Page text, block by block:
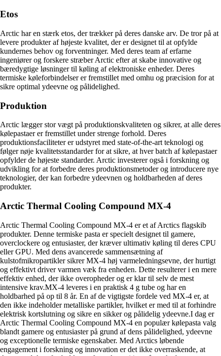
Etos
Arctic har en stærk etos, der trækker på deres danske arv. De tror på at
levere produkter af højeste kvalitet, der er designet til at opfylde
kundernes behov og forventninger. Med deres team af erfarne
ingeniører og forskere stræber Arctic efter at skabe innovative og
bæredygtige løsninger til køling af elektroniske enheder. Deres
termiske køleforbindelser er fremstillet med omhu og præcision for at
sikre optimal ydeevne og pålidelighed.
Produktion
Arctic lægger stor vægt på produktionskvaliteten og sikrer, at alle deres
kølepastaer er fremstillet under strenge forhold. Deres
produktionsfaciliteter er udstyret med state-of-the-art teknologi og
følger nøje kvalitetsstandarder for at sikre, at hver batch af kølepastaer
opfylder de højeste standarder. Arctic investerer også i forskning og
udvikling for at forbedre deres produktionsmetoder og introducere nye
teknologier, der kan forbedre ydeevnen og holdbarheden af deres
produkter.
Arctic Thermal Cooling Compound MX-4
Arctic Thermal Cooling Compound MX-4 er et af Arctics flagskib
produkter. Denne termiske pasta er specielt designet til gamere,
overclockere og entusiaster, der kræver ultimativ køling til deres CPU
eller GPU. Med dens avancerede sammensætning af
kulstofmikropartikler sikrer MX-4 høj varmeledningsevne, der hurtigt
og effektivt driver varmen væk fra enheden. Dette resulterer i en mere
effektiv enhed, der ikke overopheder og er klar til selv de mest
intensive krav.MX-4 leveres i en praktisk 4 g tube og har en
holdbarhed på op til 8 år. En af de vigtigste fordele ved MX-4 er, at
den ikke indeholder metalliske partikler, hvilket er med til at forhindre
elektrisk kortslutning og sikre en sikker og pålidelig ydeevne.I dag er
Arctic Thermal Cooling Compound MX-4 en populær kølepasta valg
blandt gamere og entusiaster på grund af dens pålidelighed, ydeevne
og exceptionelle termiske egenskaber. Med Arctics løbende
engagement i forskning og innovation er det ikke overraskende, at